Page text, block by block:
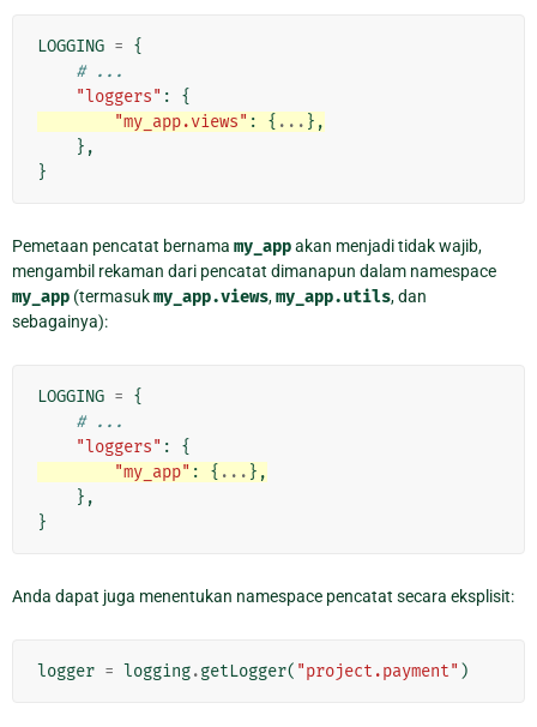
LOGGING = {
# ...
"loggers" :
{
"my_app.views" : { ... },
},
}
Pemetaan pencatat bernama my_appakan menjadi tidak wajib,
mengambil rekaman dari pencatat dimanapun dalam namespace
my_app (termasukmy_app.views,my_app.utils, dan
sebagainya):
LOGGING = {
# ...
"loggers" :
{
"my_app" : { ... },
},
}
Anda dapat juga menentukan namespace pencatat secara eksplisit:
logger = logging.getLogger( "project.payment" )